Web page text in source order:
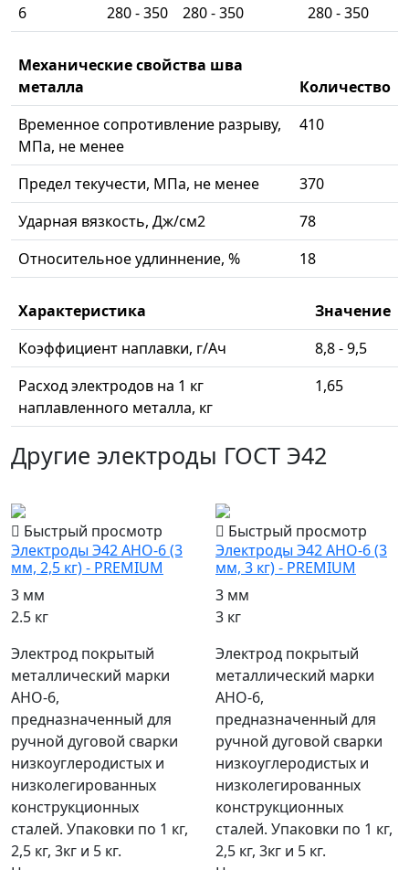
6
280 - 350 280 - 350 280 - 350
Механические свойства шва
металла
Количество
Временное сопротивление разрыву,
МПа, не менее
410
Предел текучести, МПа, не менее
370
Ударная вязкость, Дж/см2
78
Относительное удлиннение, %
18
Характеристика
Значение
Коэффициент наплавки, г/Ач
8,8 - 9,5
Расход электродов на 1 кг
наплавленного металла, кг
1,65
Другие электроды ГОСТ Э42
Быстрый просмотр
Электроды Э42 АНО-6 (3
мм, 2,5 кг) - PREMIUM
3 мм
2.5 кг
Электрод покрытый
металлический марки
АНО-6,
предназначенный для
ручной дуговой сварки
низкоуглеродистых и
низколегированных
конструкционных
сталей. Упаковки по 1 кг,
2,5 кг, 3кг и 5 кг.
Быстрый просмотр
Электроды Э42 АНО-6 (3
мм, 3 кг) - PREMIUM
3 мм
3 кг
Электрод покрытый
металлический марки
АНО-6,
предназначенный для
ручной дуговой сварки
низкоуглеродистых и
низколегированных
конструкционных
сталей. Упаковки по 1 кг,
2,5 кг, 3кг и 5 кг.